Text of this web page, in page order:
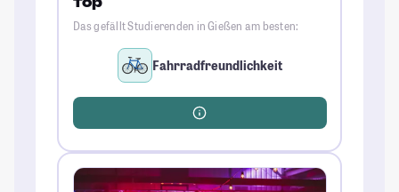
Das gefällt Studierenden in Gießen am besten:
Fahrradfreundlichkeit